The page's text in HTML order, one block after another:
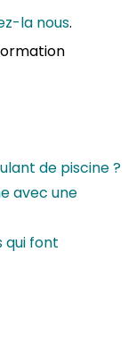
la nous.
de piscine ?
avec une
qui font